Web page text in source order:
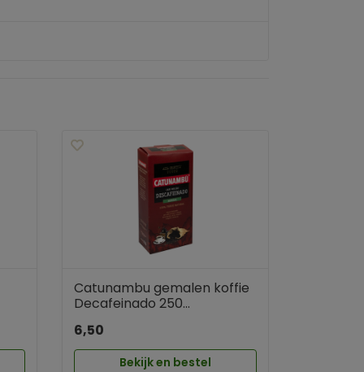
Catunambu gemalen koffie
Decafeinado 250...
6,50
Bekijk en bestel